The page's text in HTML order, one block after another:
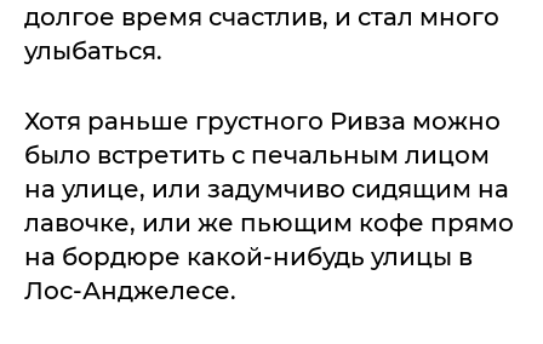
долгое время счастлив, и стал много
улыбаться.
Хотя раньше грустного Ривза можно
было встретить с печальным лицом
на улице, или задумчиво сидящим на
лавочке, или же пьющим кофе прямо
на бордюре какой-нибудь улицы в
Лос-Анджелесе.